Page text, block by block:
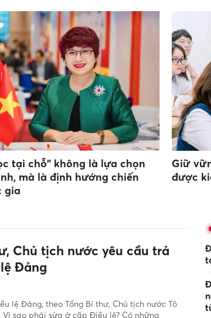
tại chỗ" không là lựa chọn
mà là định hướng chiến
gia
Giữ
được
Chủ tịch nước yêu cầu trả
Đảng
lệ Đảng, theo Tổng Bí thư, Chủ tịch nước Tô
sao phải sửa ở cấp Điều lệ? Có những